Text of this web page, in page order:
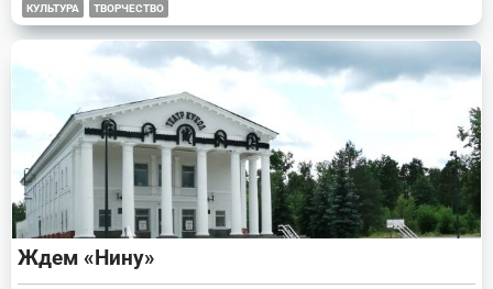
КУЛЬТУРА ТВОРЧЕСТВО
Ждем «Нину»